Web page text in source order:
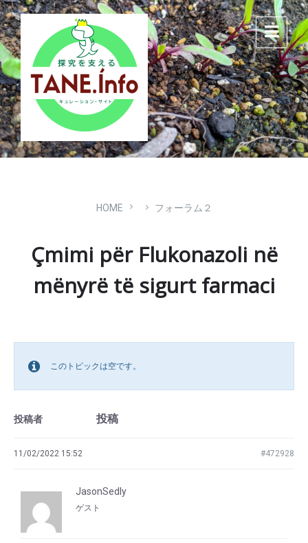
Skip
to
content
Skip
to
main
navigation
Skip
to
footer
HOME フォーラム２
Çmimi për Flukonazoli në
mënyrë të sigurt farmaci
このトピックは空です。
投稿者 投稿
11/02/2022 15:52 #472928
JasonSedly
ゲスト